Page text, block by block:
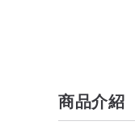
商品介紹